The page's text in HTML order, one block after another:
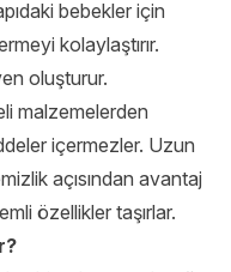
bebekler için
kolaylaştırır.
oluşturur.
malzemelerden
içermezler. Uzun
açısından avantaj
özellikler taşırlar.